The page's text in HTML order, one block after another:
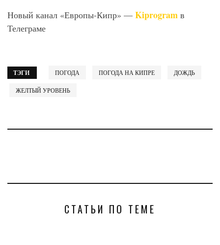
Новый канал «Европы-Кипр» — Kiprogram в
Телеграме
ТЭГИ ПОГОДА ПОГОДА НА КИПРЕ ДОЖДЬ
ЖЕЛТЫЙ УРОВЕНЬ
СТАТЬИ ПО ТЕМЕ